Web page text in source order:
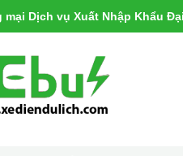
mại Dịch vụ Xuất Nhập Khẩu